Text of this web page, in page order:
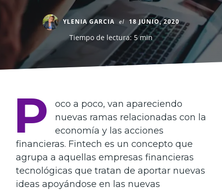
YLENIA GARCIA el 18 JUNIO, 2020
Tiempo de lectura: 5 min
P
oco a poco, van apareciendo
nuevas ramas relacionadas con la
economía y las acciones
financieras. Fintech es un concepto que
agrupa a aquellas empresas financieras
tecnológicas que tratan de aportar nuevas
ideas apoyándose en las nuevas